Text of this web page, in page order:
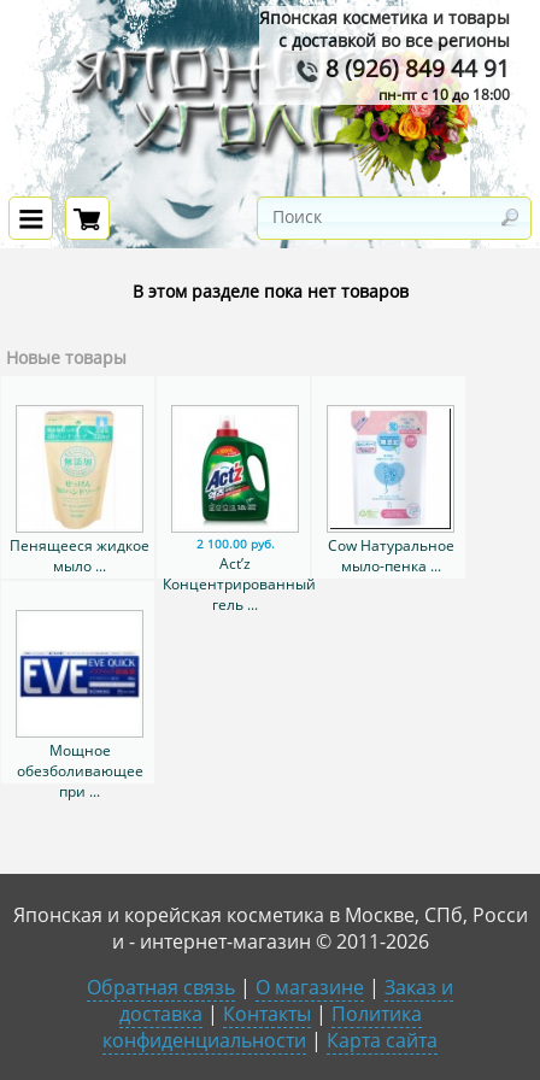
Японская косметика и товары
с доставкой во все регионы
8 (926) 849 44 91
пн-пт с 10 до 18:00
В этом разделе пока нет товаров
Новые товары
Пенящееся жидкое
мыло ...
2 100.00 руб.
Act’z
Концентрированный
гель ...
Cow Натуральное
мыло-пенка ...
Мощное
обезболивающее
при ...
Японская и корейская косметика в Москве, СПб, Росси
и - интернет-магазин © 2011-2026
Обратная связь | О магазине | Заказ и
доставка | Контакты | Политика
конфиденциальности | Карта сайта